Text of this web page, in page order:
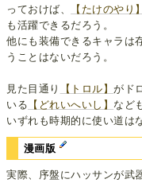
っておけば、
【たけのやり】
も活躍できるだろう。
他にも装備できるキャラは
うことはないだろう。
見た目通り 【トロル】がド
いる 【どれいへいし】 など
いずれも時期的に使い道は
漫画版
実際、序盤にハッサンが武